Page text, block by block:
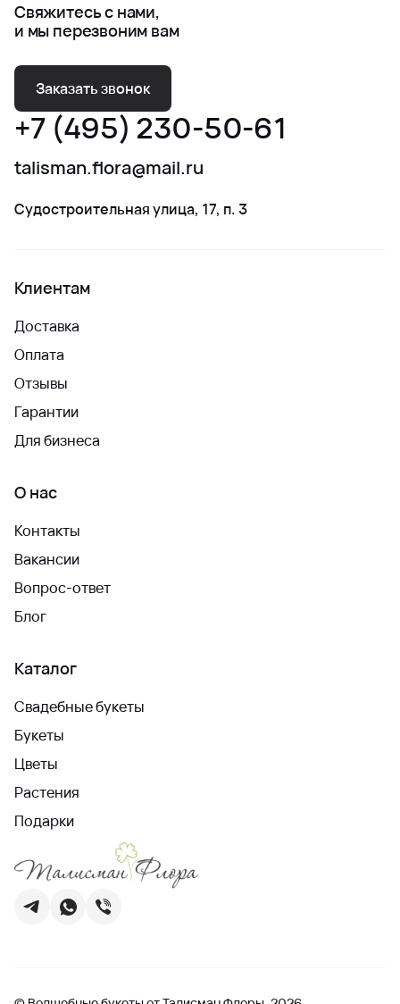
Свяжитесь с нами,
и мы перезвоним вам
Заказать звонок
+7 (495) 230-50-61
talisman.flora@mail.ru
Судостроительная улица, 17, п. 3
Клиентам
Доставка
Оплата
Отзывы
Гарантии
Для бизнеса
О нас
Контакты
Вакансии
Вопрос-ответ
Блог
Каталог
Свадебные букеты
Букеты
Цветы
Растения
Подарки